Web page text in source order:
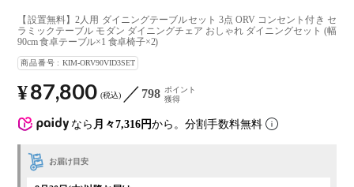
【設置無料】2人用 ダイニングテーブルセット 3点 ORV コンセント付き セ
ラミックテーブル モダン ダイニングチェア おしゃれ ダイニングセット (幅
90cm 食卓テーブル×1 食卓椅子×2)
商品番号 KIM-ORV90VID3SET
なら 月々7,316円から。分割手数料無料
¥87,800 税込 798 ポイント
獲得
お届け目安